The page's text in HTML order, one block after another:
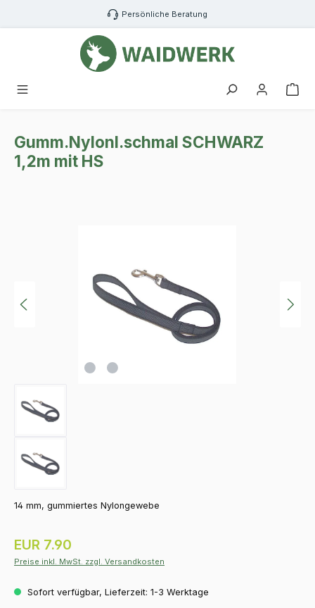
Zum Hauptinhalt springen Persönliche Beratung
Gumm.Nylonl.schmal SCHWARZ
1,2m mit HS
14 mm, gummiertes Nylongewebe
Regulärer Preis:
EUR 7.90
Preise inkl. MwSt. zzgl. Versandkosten
Sofort verfügbar, Lieferzeit: 1-3 Werktage